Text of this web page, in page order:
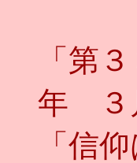
「第
年 ３
「信